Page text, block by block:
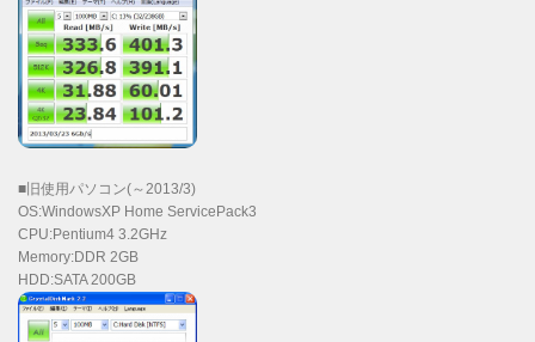
■旧使用パソコン(～2013/3)
OS:WindowsXP Home ServicePack3
CPU:Pentium4 3.2GHz
Memory:DDR 2GB
HDD:SATA 200GB